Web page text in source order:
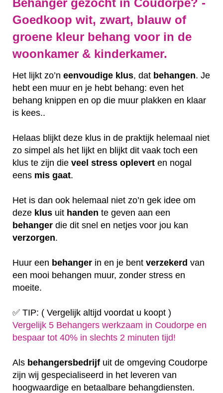
Behanger gezocht in Coudorpe? -
Goedkoop wit, zwart, blauw of
groene kleur behang voor in de
woonkamer & kinderkamer.
Het lijkt zo’n eenvoudige klus, dat behangen. Je
hebt een muur en je hebt behang: even het
behang knippen en op die muur plakken en klaar
is kees..
Helaas blijkt deze klus in de praktijk helemaal niet
zo simpel als het lijkt en blijkt dit vaak toch een
klus te zijn die veel stress oplevert en nogal
eens mis gaat.
Het is dan ook helemaal niet zo’n gek idee om
deze klus uit handen te geven aan een
behanger die dit snel en netjes voor jou kan
verzorgen.
Huur een behanger in en je bent verzekerd van
een mooi behangen muur, zonder stress en
moeite.
✅ TIP: ( Vergelijk altijd voordat u koopt )
Vergelijk 5 Behangers werkzaam in Coudorpe en
bespaar tot 40% in slechts 2 minuten tijd!
Als behangersbedrijf uit de omgeving Coudorpe
zijn wij gespecialiseerd in het leveren van
hoogwaardige en betaalbare behangdiensten.